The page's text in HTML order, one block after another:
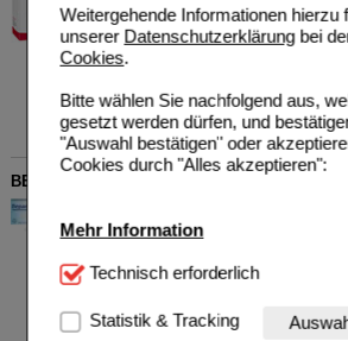
Weitergehende Informationen hierzu
unserer Datenschutzerklärungbei
Cookies.
Bitte wählen Sie nachfolgend aus,
gesetzt werden dürfen, und
"Auswahl bestätigen" oder
Cookies durch "Alles akzeptieren":
Mehr Information
Technisch Notwendig:Hierbei
Website notwendig sind (z.B.
Kundenkonto), weshalb auf diese
Technisch erforderlich
Statistik & Tracking
01448168
30X0.5ml Augentropfen
AVP ***
Unser
BEPANTHEN Augen- und Nasensalbe
01578675